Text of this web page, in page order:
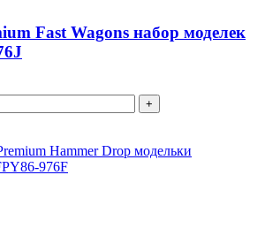
Fast Wagons набор моделек